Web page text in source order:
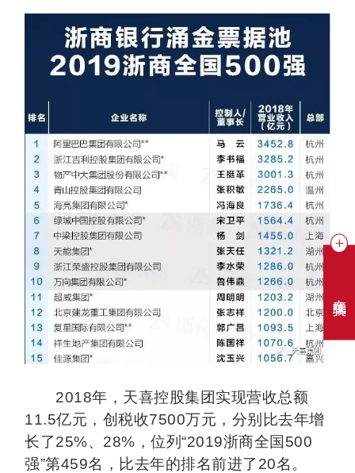
2018年，天喜控股集团实现营收总额
11.5亿元，创税收7500万元，分别比去年增
长了25%、28%，位列“2019浙商全国500
强”第459名，比去年的排名前进了20名。